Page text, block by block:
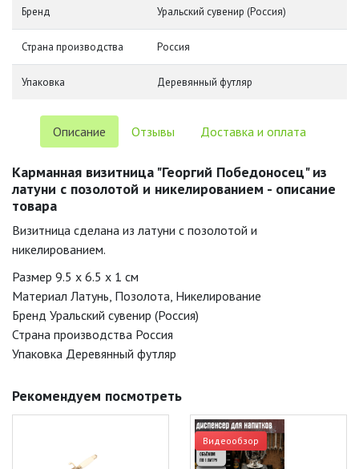
Бренд Уральский сувенир (Россия)
Страна производства Россия
Упаковка Деревянный футляр
Описание Отзывы Доставка и оплата
Карманная визитница "Георгий Победоносец" из
латуни с позолотой и никелированием - описание
товара
Визитница сделана из латуни с позолотой и
никелированием.
Размер 9.5 x 6.5 x 1 см
Материал Латунь, Позолота, Никелирование
Бренд Уральский сувенир (Россия)
Страна производства Россия
Упаковка Деревянный футляр
Рекомендуем посмотреть
Видеообзор